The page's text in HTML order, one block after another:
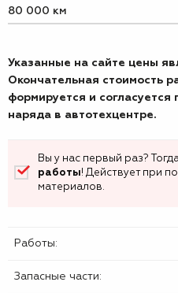
Указанные на сайте цены
Окончательная стоимость
формируется и
наряда в автотехцентре.
Вы у нас первый раз?
работы! Действует при
материалов.
Работы:
Запасные части: